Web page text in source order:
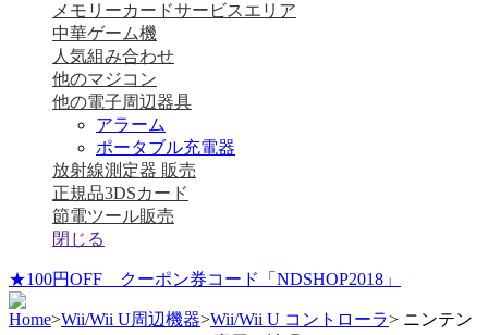
メモリーカードサービスエリア
中華ゲーム機
人気組み合わせ
他のマジコン
他の電子周辺器具
アラーム
ポータブル充電器
放射線測定器 販売
正規品3DSカード
節電ツール販売
閉じる
★100円OFF クーポン券コード「NDSHOP2018」
Home>Wii/Wii U周辺機器>Wii/Wii U コントローラ> ニンテン